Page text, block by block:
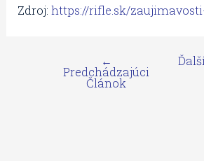
Zdroj:https://rifle.sk/
←
Predchádzajúci
Článok